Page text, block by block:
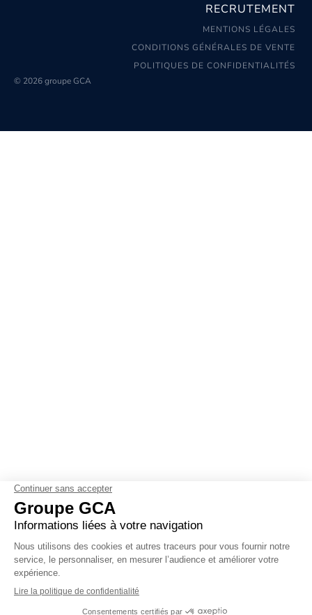
RECRUTEMENT
MENTIONS LÉGALES
CONDITIONS GÉNÉRALES DE VENTE
POLITIQUES DE CONFIDENTIALITÉS
© 2026 groupe GCA